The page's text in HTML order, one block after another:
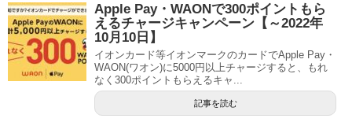
Apple Pay・WAONで300ポイントもら
えるチャージキャンペーン【～2022年
10月10日】
イオンカード等イオンマークのカードでApple Pay・
WAON(ワオン)に5000円以上チャージすると、もれ
なく300ポイントもらえるキャ...
記事を読む